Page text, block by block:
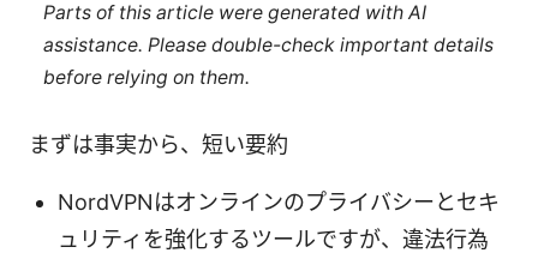
Parts of this article were generated with AI
assistance. Please double-check important details
before relying on them.
まずは事実から、短い要約
NordVPNはオンラインのプライバシーとセキ
ュリティを強化するツールですが、違法行為